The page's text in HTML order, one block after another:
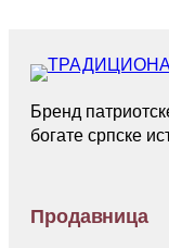
Бренд
богате српске
Продавница